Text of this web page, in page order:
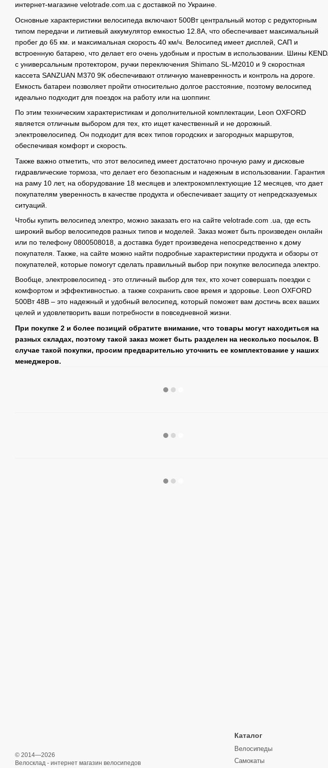
интернет-магазине velotrade.com.ua с доставкой по Украине.
Основные характеристики велосипеда включают 500Вт центральный мотор с редукторным
типом передачи и литиевый аккумулятор емкостью 12.8А, что обеспечивает максимальный
пробег до 65 км. и максимальная скорость 40 км/ч. Велосипед имеет дисплей, САП и
встроенную батарею, что делает его очень удобным и простым в использовании. Шины
с универсальным протектором, ручки переключения Shimano SL-M2010 и 9 скоростная
кассета SANZUAN M370 9K обеспечивают отличную маневренность и контроль на дороге.
Емкость батареи позволяет пройти относительно долгое расстояние, поэтому велосипед
идеально подходит для поездок на работу или на шоппинг.
По этим техническим характеристикам и дополнительной комплектации, Leon OXFORD
является отличным выбором для тех, кто ищет качественный и не дорожный.
электровелосипед. Он подходит для всех типов городских и загородных маршрутов,
обеспечивая комфорт и скорость.
Также важно отметить, что этот велосипед имеет достаточно прочную раму и дисковые
гидравлические тормоза, что делает его безопасным и надежным в использовании. Гарантия
на раму 10 лет, на оборудование 18 месяцев и электрокомплектующие 12 месяцев, что дает
покупателям уверенность в качестве продукта и обеспечивает защиту от непредсказуемых
ситуаций.
Чтобы купить велосипед электро, можно заказать его на сайте velotrade.com .ua, где есть
широкий выбор велосипедов разных типов и моделей. Заказ может быть произведен онлайн
или по телефону 0800508018, а доставка будет произведена непосредственно к дому
покупателя. Также, на сайте можно найти подробные характеристики продукта и обзоры от
покупателей, которые помогут сделать правильный выбор при покупке велосипеда электро.
Вообще, электровелосипед - это отличный выбор для тех, кто хочет совершать поездки с
комфортом и эффективностью. а также сохранить свое время и здоровье. Leon OXFORD
500Вт 48В – это надежный и удобный велосипед, который поможет вам достичь всех ваших
целей и удовлетворить ваши потребности в повседневной жизни.
При покупке 2 и более позиций обратите внимание, что товары могут находиться на
разных складах, поэтому такой заказ может быть разделен на несколько посылок. В
случае такой покупки, просим предварительно уточнить ее комплектование у наших
менеджеров.
© 2014—2026
Велосклад - интернет магазин велосипедов
Каталог
Велосипеды
Самокаты